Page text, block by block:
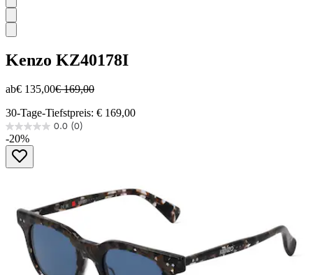
Kenzo KZ40178I
ab€ 135,00€ 169,00
30-Tage-Tiefstpreis: € 169,00
0.0 (0)
0.0
von
Sternen.
-20%